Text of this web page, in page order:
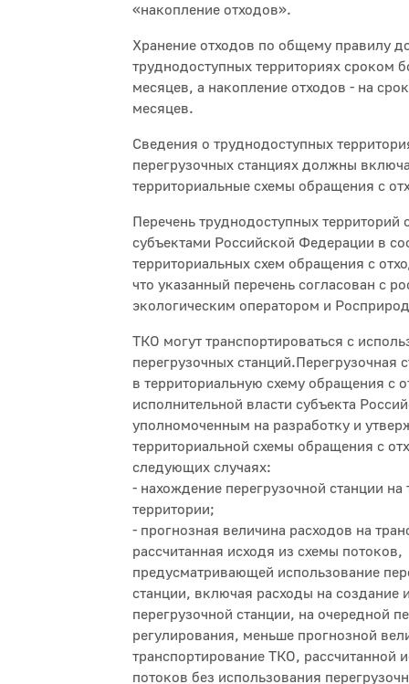
«накопление отходов».
Хранение отходов по общему правилу
труднодоступных территориях сроком
месяцев, а накопление отходов - на
месяцев.
Сведения о труднодоступных
перегрузочных станциях должны
территориальные схемы обращения с
Перечень труднодоступных территорий
субъектами Российской Федерации в
территориальных схем обращения с
что указанный перечень согласован с
экологическим оператором и
ТКО могут транспортироваться с
перегрузочных станций.Перегрузочная
в территориальную схему обращения с
исполнительной власти субъекта
уполномоченным на разработку и
территориальной схемы обращения с
следующих случаях:
- нахождение перегрузочной станции
территории;
- прогнозная величина расходов на
рассчитанная исходя из схемы потоков,
предусматривающей использование
станции, включая расходы на создание
перегрузочной станции, на очередной
регулирования, меньше прогнозной
транспортирование ТКО, рассчитанной
потоков без использования